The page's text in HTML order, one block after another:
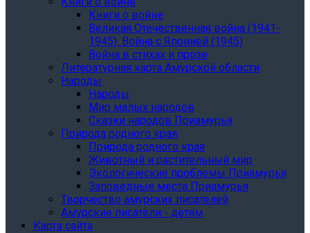
Книги о войне
Великая Отечественная война (1941-
1945). Война с Японией (1945)
Война в стихах и прозе
Литературная карта Амурской области
Народы
Народы
Мир малых народов
Сказки народов Приамурья
Природа родного края
Природа родного края
Животный и растительный мир
Экологические проблемы Приамурья
Заповедные места Приамурья
Творчество амурских писателей
Амурские писатели - детям
Карта сайта